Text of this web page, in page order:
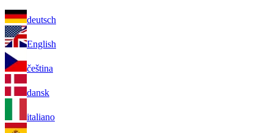
deutsch
English
čeština
dansk
italiano